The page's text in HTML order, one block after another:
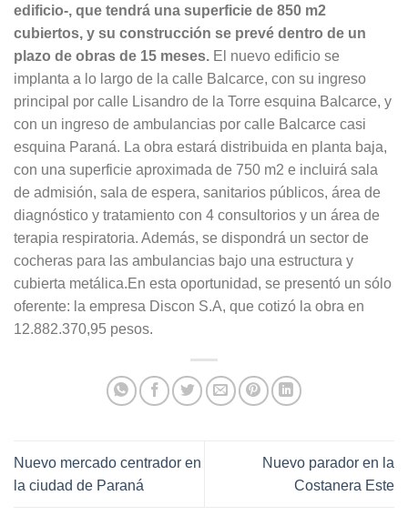
edificio-, que tendrá una superficie de 850 m2
cubiertos, y su construcción se prevé dentro de un
plazo de obras de 15 meses. El nuevo edificio se
implanta a lo largo de la calle Balcarce, con su ingreso
principal por calle Lisandro de la Torre esquina Balcarce, y
con un ingreso de ambulancias por calle Balcarce casi
esquina Paraná. La obra estará distribuida en planta baja,
con una superficie aproximada de 750 m2 e incluirá sala
de admisión, sala de espera, sanitarios públicos, área de
diagnóstico y tratamiento con 4 consultorios y un área de
terapia respiratoria. Además, se dispondrá un sector de
cocheras para las ambulancias bajo una estructura y
cubierta metálica.En esta oportunidad, se presentó un sólo
oferente: la empresa Discon S.A, que cotizó la obra en
12.882.370,95 pesos.
Nuevo mercado centrador en
la ciudad de Paraná
Nuevo parador en la
Costanera Este